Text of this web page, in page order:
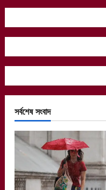
সর্বশেষ সংবাদ